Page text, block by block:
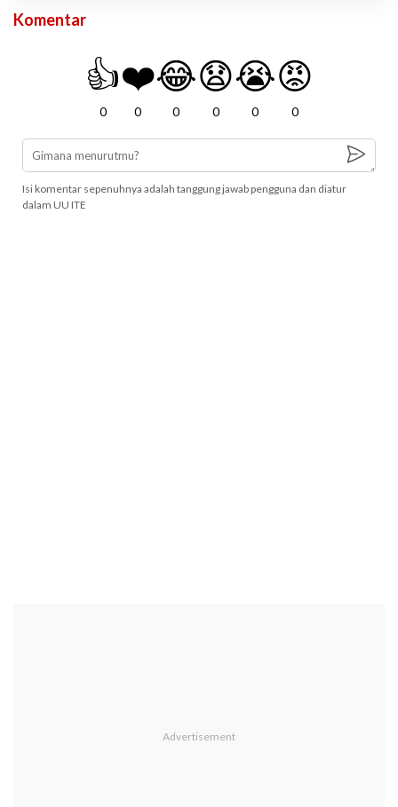
Komentar
👍
0
❤️
0
😂
0
😧
0
😭
0
😡
0
Isi komentar sepenuhnya adalah tanggung jawab pengguna dan diatur
dalam UU ITE